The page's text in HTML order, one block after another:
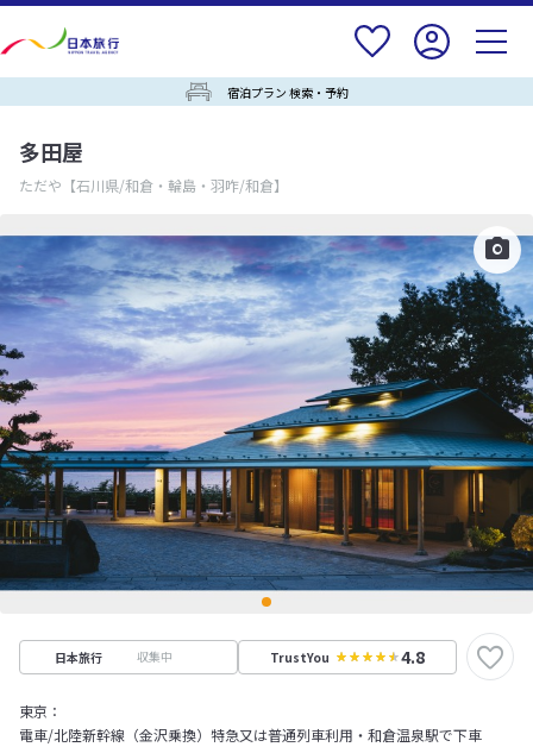
宿泊プラン 検索・予約
多田屋
ただや 【石川県/和倉・輪島・羽咋/和倉】
日本旅行 収集中 TrustYou 4.8
東京：
電車/北陸新幹線（金沢乗換）特急又は普通列車利用・和倉温泉駅で下車